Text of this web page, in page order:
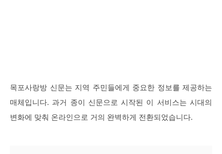
목포사랑방 신문는 지역 주민들에게 중요한 정보를 제공하는
매체입니다. 과거 종이 신문으로 시작된 이 서비스는 시대의
변화에 맞춰 온라인으로 거의 완벽하게 전환되었습니다.